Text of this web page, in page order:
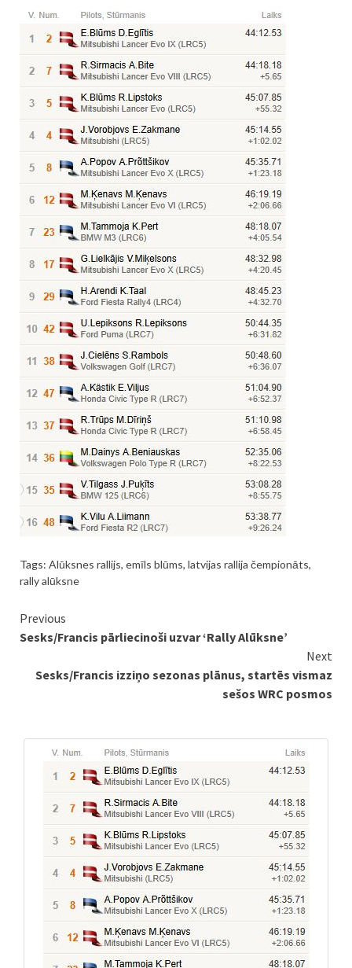
Tags: Alūksnes rallijs, emīls blūms, latvijas rallija čempionāts,
rally alūksne
Continue
Reading
Previous
Sesks/Francis pārliecinoši uzvar ‘Rally Alūksne’
Next
Sesks/Francis izziņo sezonas plānus, startēs vismaz
sešos WRC posmos